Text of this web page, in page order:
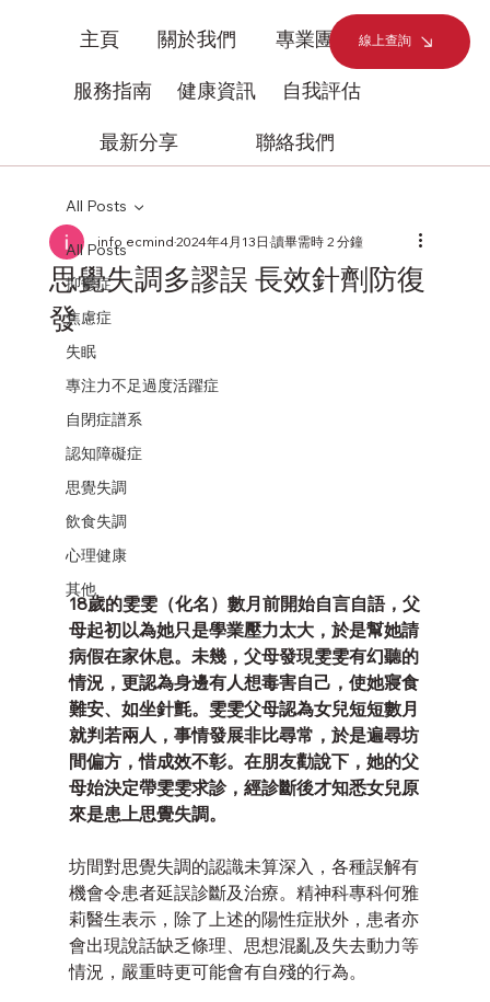
主頁 關於我們 專業團隊
服務指南 健康資訊 自我評估
最新分享 聯絡我們
線上查詢
All Posts
抑鬱症
焦慮症
失眠
專注力不足過度活躍症
自閉症譜系
認知障礙症
思覺失調
飲食失調
心理健康
其他
All Posts
思覺失調多謬誤 長效針劑防復
發
info ecmind2024年4月13日 讀畢需時 2 分鐘
18歲的雯雯（化名）數月前開始自言自語，父
母起初以為她只是學業壓力太大，於是幫她請
病假在家休息。未幾，父母發現雯雯有幻聽的
情況，更認為身邊有人想毒害自己，使她寢食
難安、如坐針氈。雯雯父母認為女兒短短數月
就判若兩人，事情發展非比尋常，於是遍尋坊
間偏方，惜成效不彰。在朋友勸說下，她的父
母始決定帶雯雯求診，經診斷後才知悉女兒原
來是患上思覺失調。
坊間對思覺失調的認識未算深入，各種誤解有
機會令患者延誤診斷及治療。精神科專科何雅
莉醫生表示，除了上述的陽性症狀外，患者亦
會出現說話缺乏條理、思想混亂及失去動力等
情況，嚴重時更可能會有自殘的行為。